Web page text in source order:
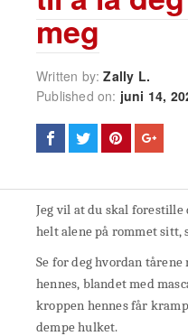
meg
Written by:Zally L.
Published on: juni 14,
Jeg vil at du skal
helt alene på rommet sitt,
Se for deg hvordan
hennes, blandet med
kroppen hennes får
dempe hulket.